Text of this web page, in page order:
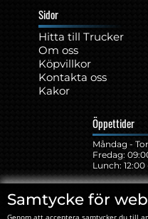
Samtycke för
Genom att acceptera samtycker du till
Sidor
Hitta till Trucker
Om oss
Köpvillkor
Kontakta oss
Kakor
Öppettider
Måndag -
Fredag:
Lunch: 12:00